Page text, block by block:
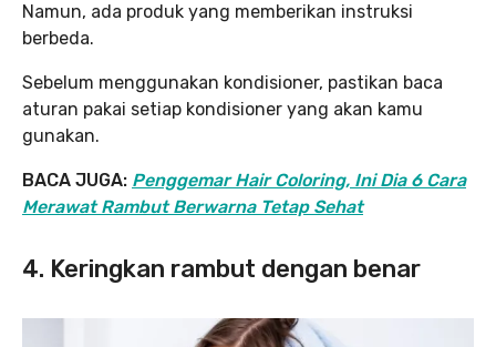
Namun, ada produk yang memberikan instruksi
berbeda.
Sebelum menggunakan kondisioner, pastikan baca
aturan pakai setiap kondisioner yang akan kamu
gunakan.
BACA JUGA: Penggemar Hair Coloring, Ini Dia 6 Cara
Merawat Rambut Berwarna Tetap Sehat
4. Keringkan rambut dengan benar